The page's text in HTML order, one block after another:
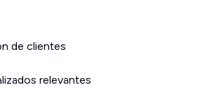
de clientes
relevantes